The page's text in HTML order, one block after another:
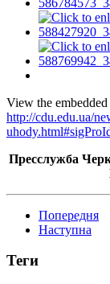
View the
http://cdu.edu.ua/
Пресслужба
Попередня
Наступна
Теги